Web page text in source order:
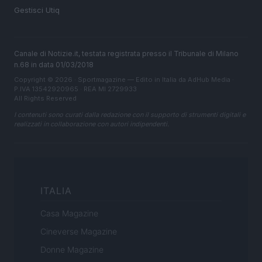
Gestisci Utiq
Canale di Notizie.it, testata registrata presso il Tribunale di Milano
n.68 in data 01/03/2018
Copyright © 2026 · Sportmagazine — Edito in Italia da AdHub Media
P.IVA 13542920965 · REA MI 2729933
All Rights Reserved
I contenuti sono curati dalla redazione con il supporto di strumenti digitali e
realizzati in collaborazione con autori indipendenti.
ITALIA
Casa Magazine
Cineverse Magazine
Donne Magazine